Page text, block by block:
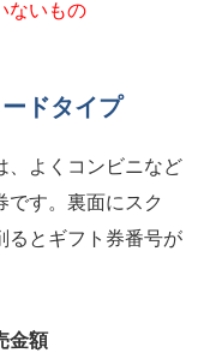
ないもの
ドタイプ
、よくコンビニなど
です。裏面にスク
るとギフト券番号が
金額